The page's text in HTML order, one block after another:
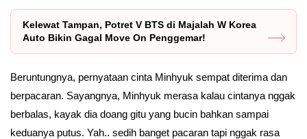
Kelewat Tampan, Potret V BTS di Majalah W Korea
Auto Bikin Gagal Move On Penggemar!
Beruntungnya, pernyataan cinta Minhyuk sempat diterima dan
berpacaran. Sayangnya, Minhyuk merasa kalau cintanya nggak
berbalas, kayak dia doang gitu yang bucin bahkan sampai
keduanya putus. Yah.. sedih banget pacaran tapi nggak rasa